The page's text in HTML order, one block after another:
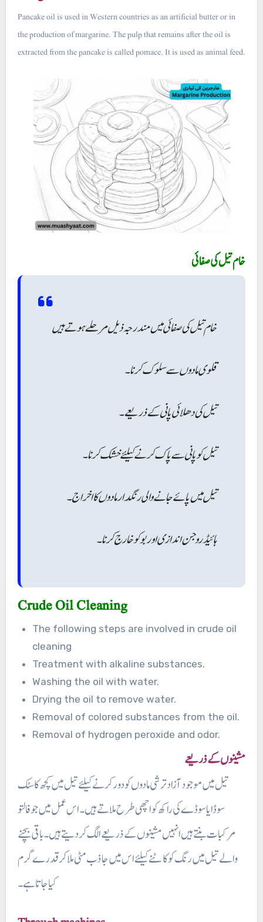
Pancake oil is used in Western countries as an artificial butter or in
the production of margarine. The pulp that remains after the oil is
extracted from the pancake is called pomace. It is used as animal feed.
خام تیل کی صفائی میں مندرجہ ذیل مرحلے ہوتے ہیں
قلوی مادوں سے سلوک کرنا ۔
تیل کی دھلائی پانی کے ذریعے۔
تیل کو پانی سے پاک کرنے کیلئے خشک کرنا ۔
تیل میں پائے جانے والی رنگدار مادوں کا اخراج۔
ہائیڈ روجن اندازی اور بو کو خارج کرنا ۔
Crude Oil Cleaning
The following steps are involved in crude oil
cleaning
Treatment with alkaline substances.
Washing the oil with water.
Drying the oil to remove water.
Removal of colored substances from the oil.
Removal of hydrogen peroxide and odor.
مشینوں کے ذریعے
تیل میں موجود آزاد ترشی مادوں کو دور کرنے کیلئے تیل میں کچھ کاسٹک
سوڈایا سوڈے کی راکھ کو اچھی طرح ملاتے ہیں۔ اس عمل میں جو فالتو
مرکبات بنتے ہیں انہیں مشینوں کے ذریعے الگ کر دیتے ہیں۔ باقی بچنے
والے تیل میں رنگ کو کاٹنے کیلئے اس میں جاذب مٹی ملا کر قدرے گرم
کیا جاتا ہے۔